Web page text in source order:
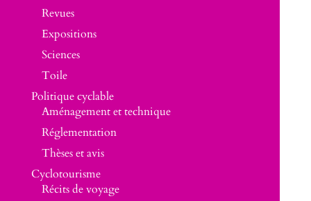
Revues
Expositions
Sciences
Toile
Politique cyclable
Aménagement et technique
Réglementation
Thèses et avis
Cyclotourisme
Récits de voyage